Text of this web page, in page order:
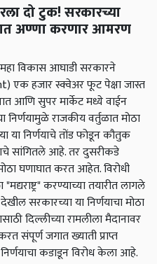
दो टुक! सरकारच्या
अण्णा करणार आमरण
महा विकास आघाडी सरकारने
एक हजार स्क्वेअर फूट पेक्षा जास्त
आणि सुपर मार्केट मध्ये वाईन
निर्णयामुळे राजकीय वर्तुळात मोठा
निर्णयाचे तोंड फोडून कौतुक
सांगितले आहे. तर दुसरीकडे
घणाघात करत आहेत. विरोधी
करण्याच्या तयारीत लागले
सरकारच्या या निर्णयाचा मोठा
दिल्लीच्या रामलीला मैदानावर
संपूर्ण जगात ख्याती प्राप्त
कडाडून विरोध केला आहे.